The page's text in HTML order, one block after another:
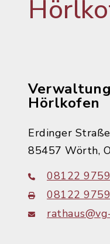
Hörlkofen
Erdinger
85457 Wörth,
08122
08122